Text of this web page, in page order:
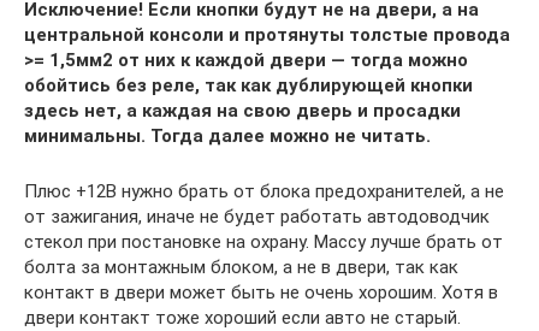
Исключение! Если кнопки будут не на двери, а на
центральной консоли и протянуты толстые провода
>= 1,5мм2 от них к каждой двери — тогда можно
обойтись без реле, так как дублирующей кнопки
здесь нет, а каждая на свою дверь и просадки
минимальны. Тогда далее можно не читать.
Плюс +12В нужно брать от блока предохранителей, а не
от зажигания, иначе не будет работать автодоводчик
стекол при постановке на охрану. Массу лучше брать от
болта за монтажным блоком, а не в двери, так как
контакт в двери может быть не очень хорошим. Хотя в
двери контакт тоже хороший если авто не старый.